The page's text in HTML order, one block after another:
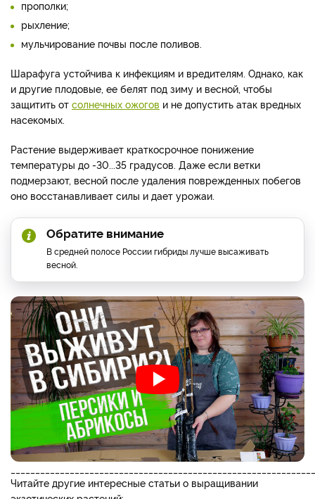
прополки;
рыхление;
мульчирование почвы после поливов.
Шарафуга устойчива к инфекциям и вредителям. Однако, как
и другие плодовые, ее белят под зиму и весной, чтобы
защитить от солнечных ожогов и не допустить атак вредных
насекомых.
Растение выдерживает краткосрочное понижение
температуры до -30...35 градусов. Даже если ветки
подмерзают, весной после удаления поврежденных побегов
оно восстанавливает силы и дает урожаи.
Обратите внимание
В средней полосе России гибриды лучше высаживать
весной.
Читайте другие интересные статьи о выращивании